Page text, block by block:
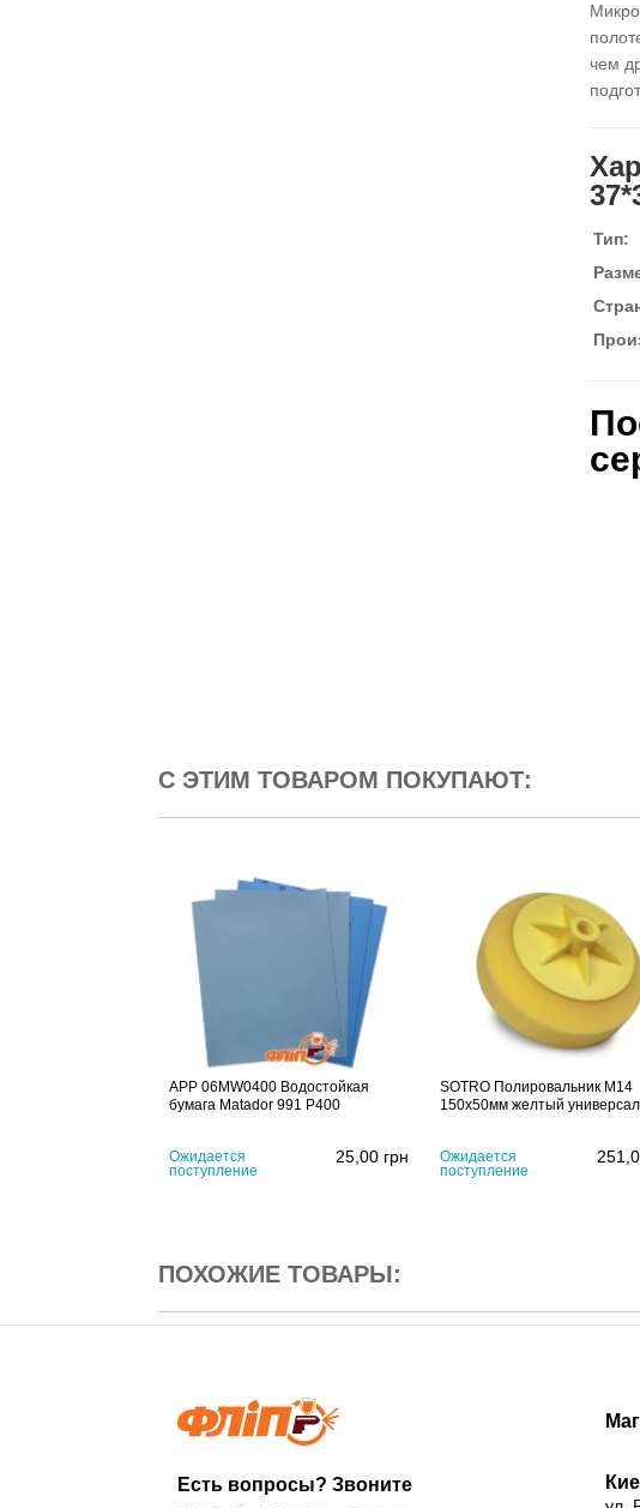
чем
Тип:
С ЭТИМ ТОВАРОМ ПОКУПАЮТ:
APP 06MW0400 Водостойкая
бумага Matador 991 P400
Ожидается
поступление
25,00 грн
SOTRO Полировальник M14
150x50мм желтый
Ожидается
поступление
ПОХОЖИЕ ТОВАРЫ:
Есть вопросы? Звоните